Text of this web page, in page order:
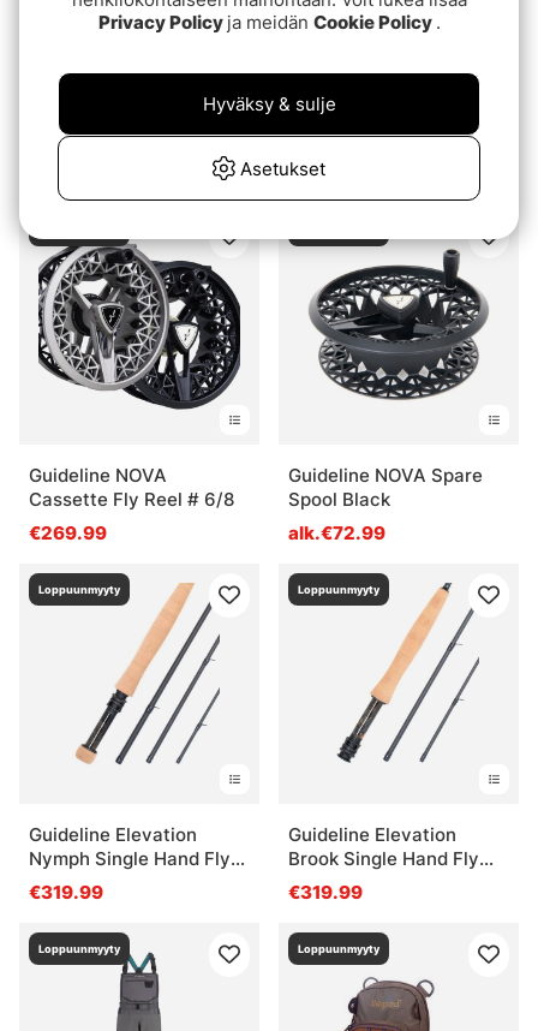
Guideline Foam Skater
Guideline Brook WF Fly
Line Floating
€89.99
Guideline NOVA
Cassette Fly Reel # 6/8
€269.99
Guideline NOVA Spare
Spool Black
alk.€72.99
Loppuunmyyty
Guideline Elevation
Nymph Single Hand Fly
Rod
€319.99
Loppuunmyyty
Guideline Elevation
Brook Single Hand Fly
Rod
€319.99
Loppuunmyyty Loppuunmyyty
Privacy Policy ja meidän Cookie Policy .
Asetukset
Hyväksy & sulje